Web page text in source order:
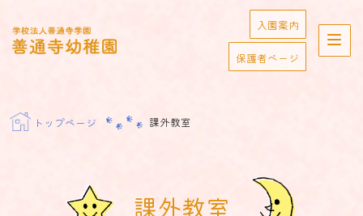
content
学校法人善通寺学園
入園案内
保護者ページ
トップページ 課外教室
課外教室